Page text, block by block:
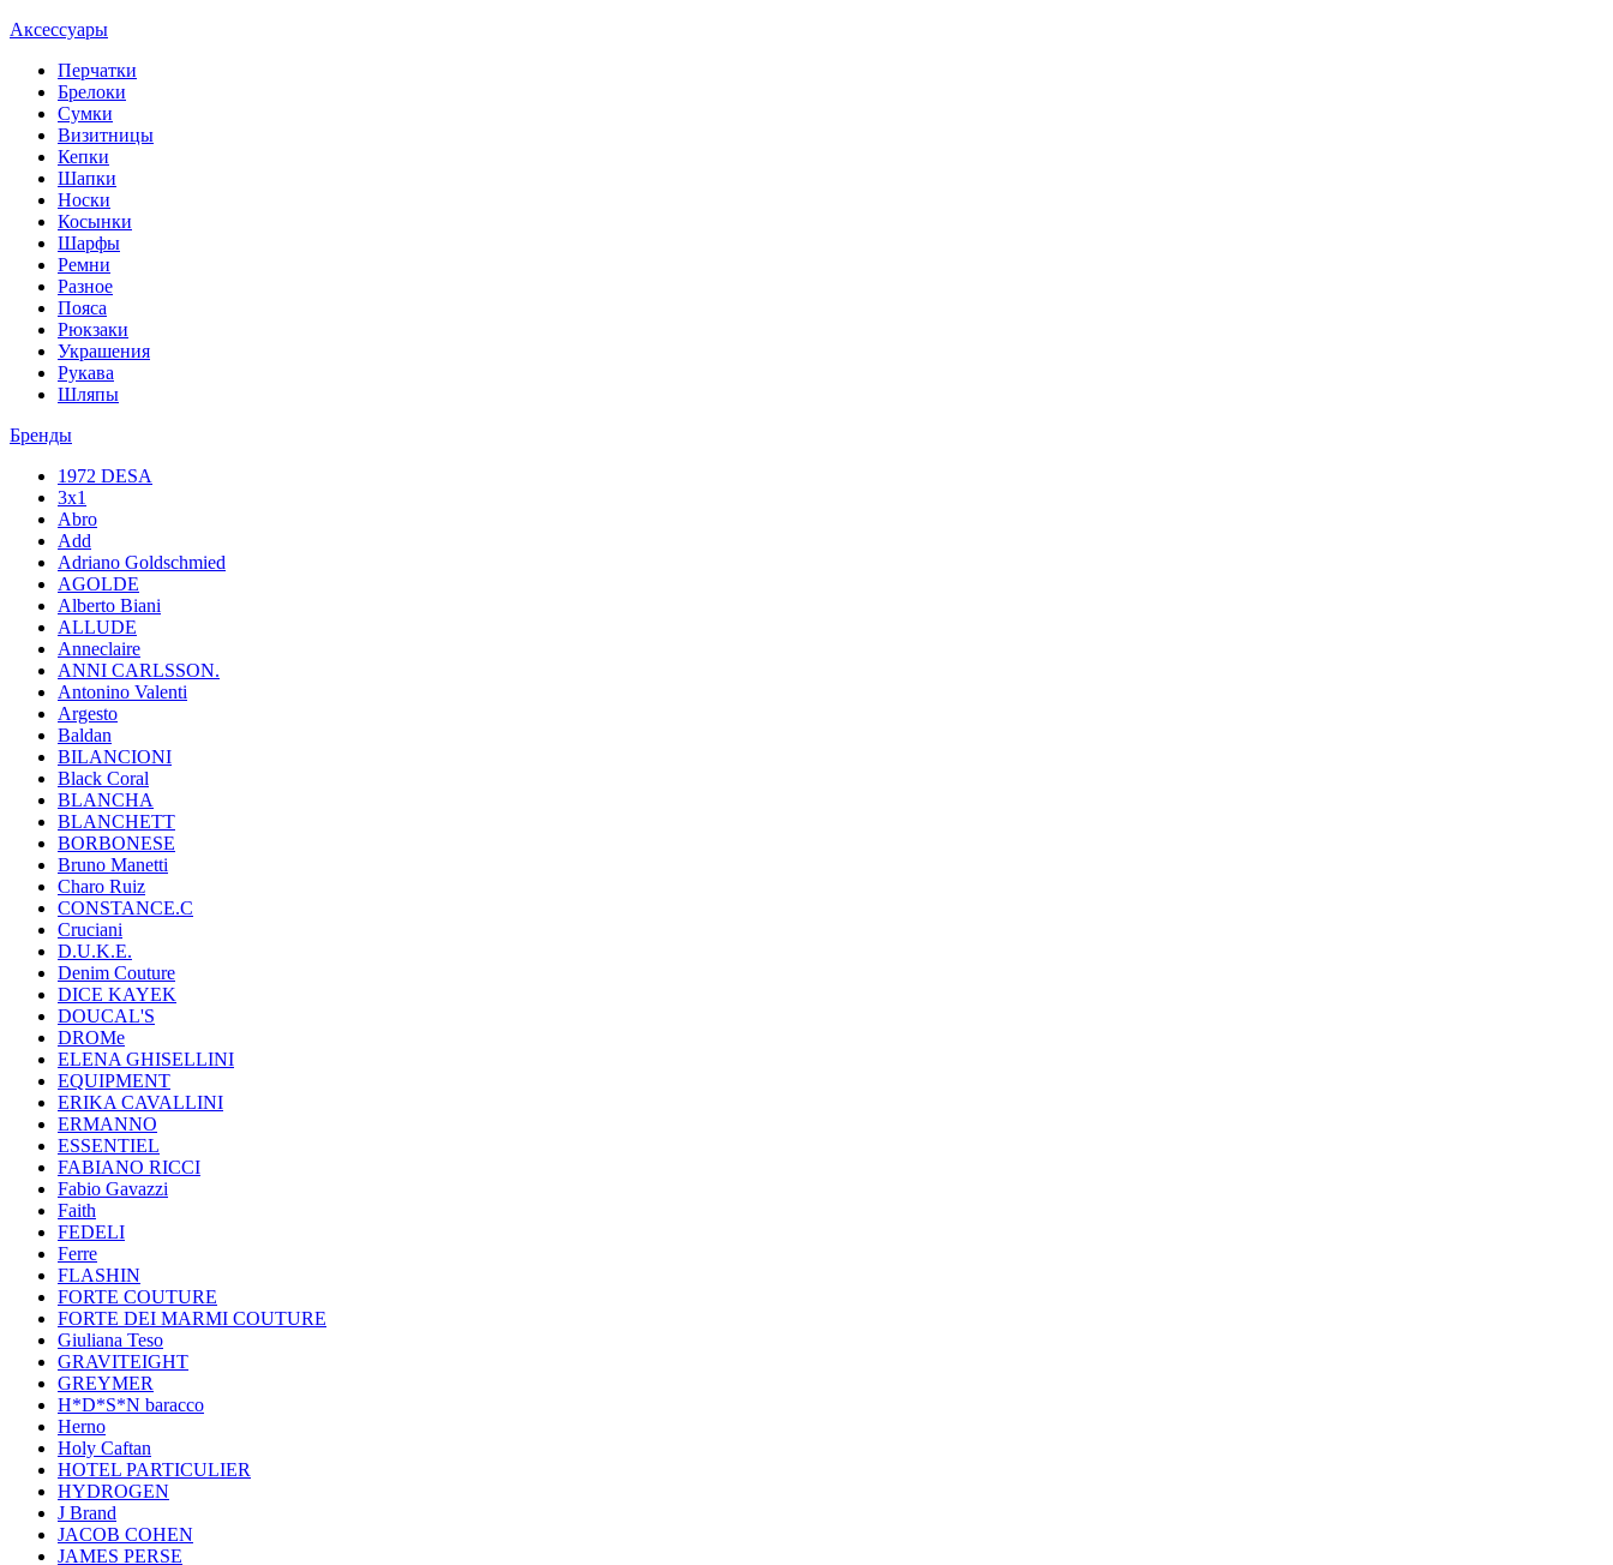
Аксессуары
Перчатки
Брелоки
Сумки
Визитницы
Кепки
Шапки
Носки
Косынки
Шарфы
Ремни
Разное
Пояса
Рюкзаки
Украшения
Рукава
Шляпы
Бренды
1972 DESA
3x1
Abro
Add
Adriano Goldschmied
AGOLDE
Alberto Biani
ALLUDE
Anneclaire
ANNI CARLSSON.
Antonino Valenti
Argesto
Baldan
BILANCIONI
Black Coral
BLANCHA
BLANCHETT
BORBONESE
Bruno Manetti
Charo Ruiz
CONSTANCE.C
Cruciani
D.U.K.E.
Denim Couture
DICE KAYEK
DOUCAL'S
DROMe
ELENA GHISELLINI
EQUIPMENT
ERIKA CAVALLINI
ERMANNO
ESSENTIEL
FABIANO RICCI
Fabio Gavazzi
Faith
FEDELI
Ferre
FLASHIN
FORTE COUTURE
FORTE DEI MARMI COUTURE
Giuliana Teso
GRAVITEIGHT
GREYMER
H*D*S*N baracco
Herno
Holy Caftan
HOTEL PARTICULIER
HYDROGEN
J Brand
JACOB COHEN
JAMES PERSE